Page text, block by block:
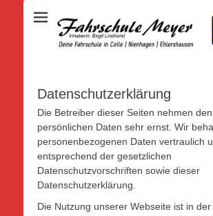
Inhaberin: Birgit Lindhorst
Datenschutzerklärung
Die Betreiber dieser Seiten nehmen
persönlichen Daten sehr ernst. Wir
personenbezogenen Daten vertraulich
entsprechend der gesetzlichen
Datenschutzvorschriften sowie dieser
Datenschutzerklärung.
Die Nutzung unserer Webseite ist in